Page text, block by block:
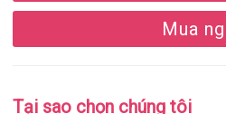
Mua
Tại sao chọn chúng tôi